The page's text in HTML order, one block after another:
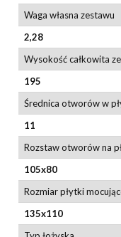
Waga własna zestawu
2,28
Wysokość całkowita
195
Średnica otworów w
11
Rozstaw otworów na
105x80
Rozmiar płytki
135x110